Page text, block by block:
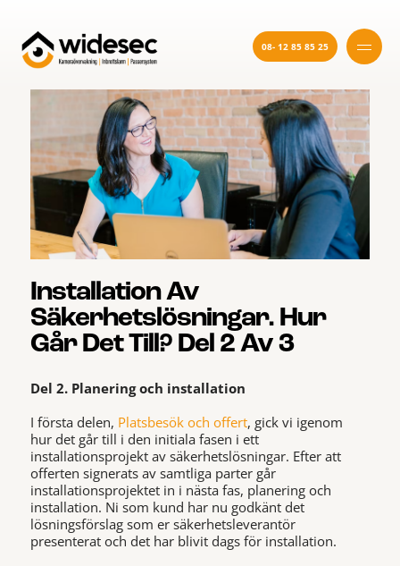
08- 12 85 85 25
Installation Av
Säkerhetslösningar. Hur
Går Det Till? Del 2 Av 3
Del 2. Planering och installation
I första delen, Platsbesök och offert, gick vi igenom
hur det går till i den initiala fasen i ett
installationsprojekt av säkerhetslösningar. Efter att
offerten signerats av samtliga parter går
installationsprojektet in i nästa fas, planering och
installation. Ni som kund har nu godkänt det
lösningsförslag som er säkerhetsleverantör
presenterat och det har blivit dags för installation.